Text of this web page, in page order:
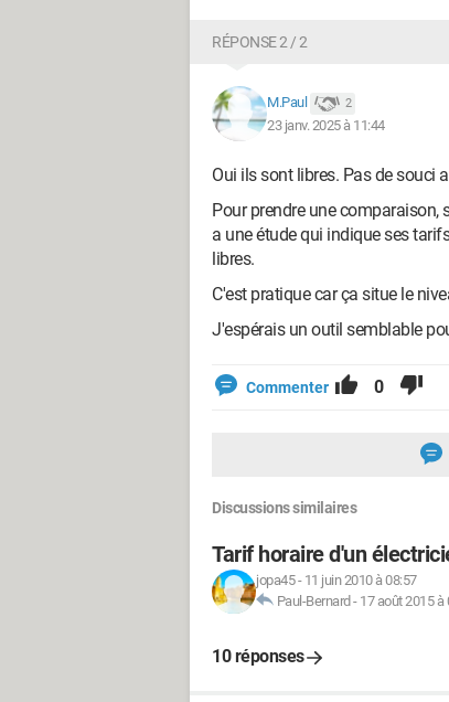
RÉPONSE 2 / 2
M.Paul 2
23 janv. 2025 à 11:44
Oui ils sont libres. Pas de souci
Pour prendre une comparaison,
a une étude qui indique ses
libres.
C'est pratique car ça situe le
J'espérais un outil semblable
Commenter 0
Discussions similaires
Tarif horaire d'un
jopa45- 11 juin 2010 à 08:57
Paul-Bernard - 17 août 2015 à
10 réponses